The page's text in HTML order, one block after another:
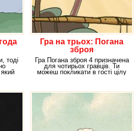
тоді
Гра на трьох: Погана
зброя
Гра Погана зброя 4 призначена
для чотирьох гравців. Ти
можеш покликати в гості цілу